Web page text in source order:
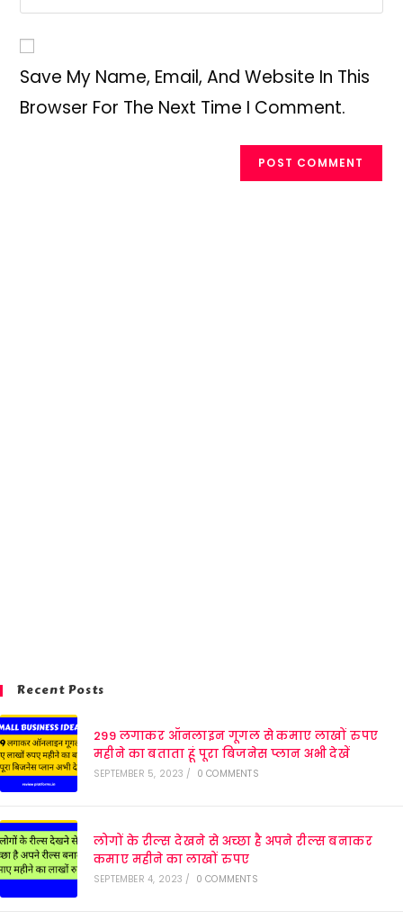
Comment
Your
URL
(optional)
Save My Name, Email, And Website In This
Browser For The Next Time I Comment.
Recent Posts
299 लगाकर ऑनलाइन गूगल से कमाए लाखों रुपए
महीने का बताता हूं पूरा बिजनेस प्लान अभी देखें
SEPTEMBER 5, 2023 / 0 COMMENTS
लोगों के रील्स देखने से अच्छा है अपने रील्स बनाकर
कमाए महीने का लाखों रुपए
SEPTEMBER 4, 2023 / 0 COMMENTS